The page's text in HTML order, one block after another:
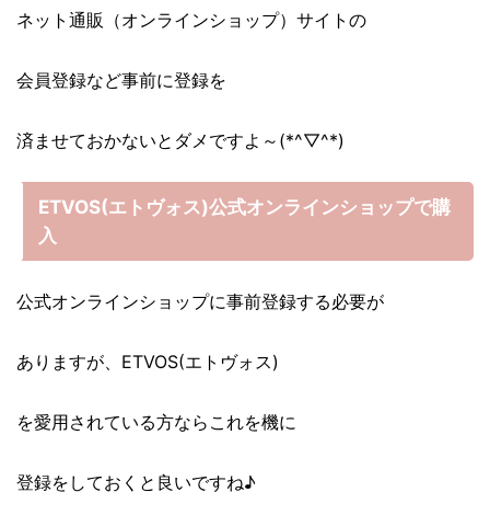
ネット通販（オンラインショップ）サイトの
会員登録など事前に登録を
済ませておかないとダメですよ～(*^▽^*)
ETVOS(エトヴォス)公式オンラインショップで購
入
公式オンラインショップに事前登録する必要が
ありますが、ETVOS(エトヴォス)
を愛用されている方ならこれを機に
登録をしておくと良いですね♪